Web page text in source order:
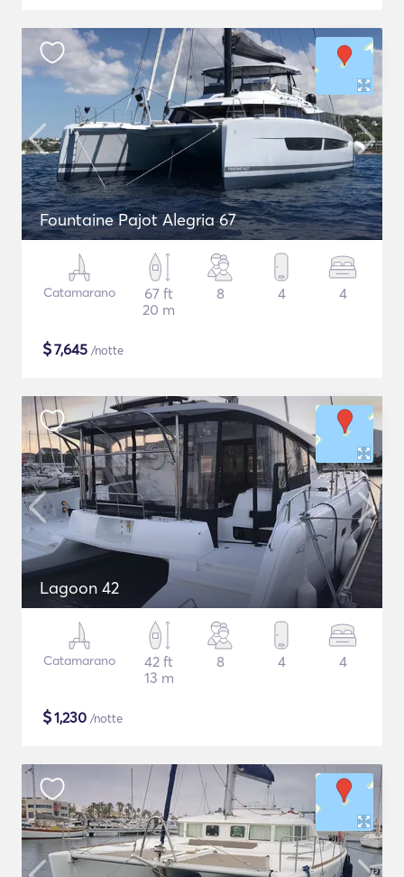
Fountaine Pajot Alegria 67
Catamarano
67 ft
20 m
8 4 4
$7,645 /notte
Lagoon 42
Catamarano
42 ft
13 m
8 4 4
$1,230 /notte